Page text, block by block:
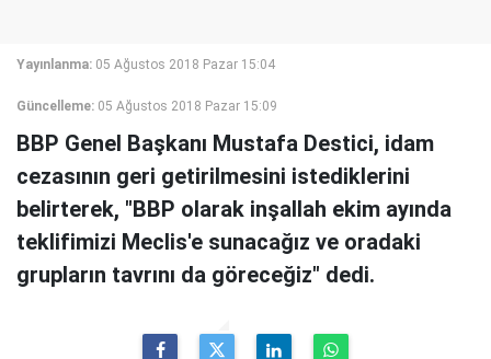
Yayınlanma: 05 Ağustos 2018 Pazar 15:04
Güncelleme: 05 Ağustos 2018 Pazar 15:09
BBP Genel Başkanı Mustafa Destici, idam
cezasının geri getirilmesini istediklerini
belirterek, "BBP olarak inşallah ekim ayında
teklifimizi Meclis'e sunacağız ve oradaki
grupların tavrını da göreceğiz" dedi.